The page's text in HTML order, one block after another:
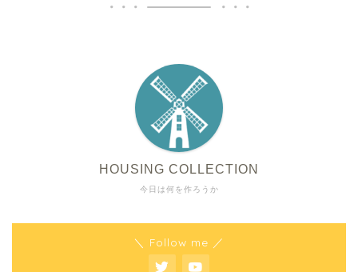
今日は何を作ろうか
HOUSING COLLECTION
＼ Follow me ／